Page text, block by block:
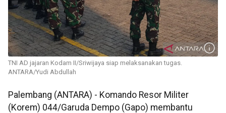
TNI AD jajaran Kodam II/Sriwijaya siap melaksanakan tugas.
ANTARA/Yudi Abdullah
Palembang (ANTARA) - Komando Resor Militer
(Korem) 044/Garuda Dempo (Gapo) membantu